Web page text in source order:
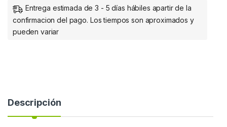
Entrega estimada de 3 - 5 días hábiles apartir de la
confirmacion del pago. Los tiempos son aproximados y
pueden variar
Descripción